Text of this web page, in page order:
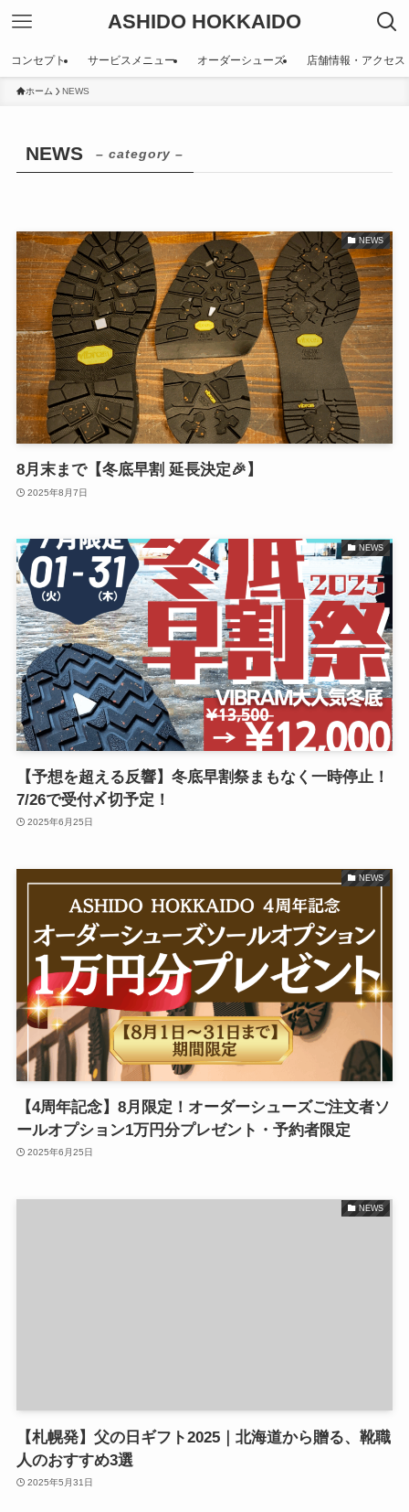
ASHIDO HOKKAIDO
コンセプト サービスメニュー オーダーシューズ 店舗情報・アクセ
ホーム NEWS
NEWS – category –
NEWS
8月末まで【冬底早割 延長決定🎉】
2025年8月7日
NEWS
【予想を超える反響】冬底早割祭まもなく一時停止！
7/26で受付〆切予定！
2025年6月25日
NEWS
【4周年記念】8月限定！オーダーシューズご注文者ソ
ールオプション1万円分プレゼント・予約者限定
2025年6月25日
NEWS
【札幌発】父の日ギフト2025｜北海道から贈る、靴職
人のおすすめ3選
2025年5月31日